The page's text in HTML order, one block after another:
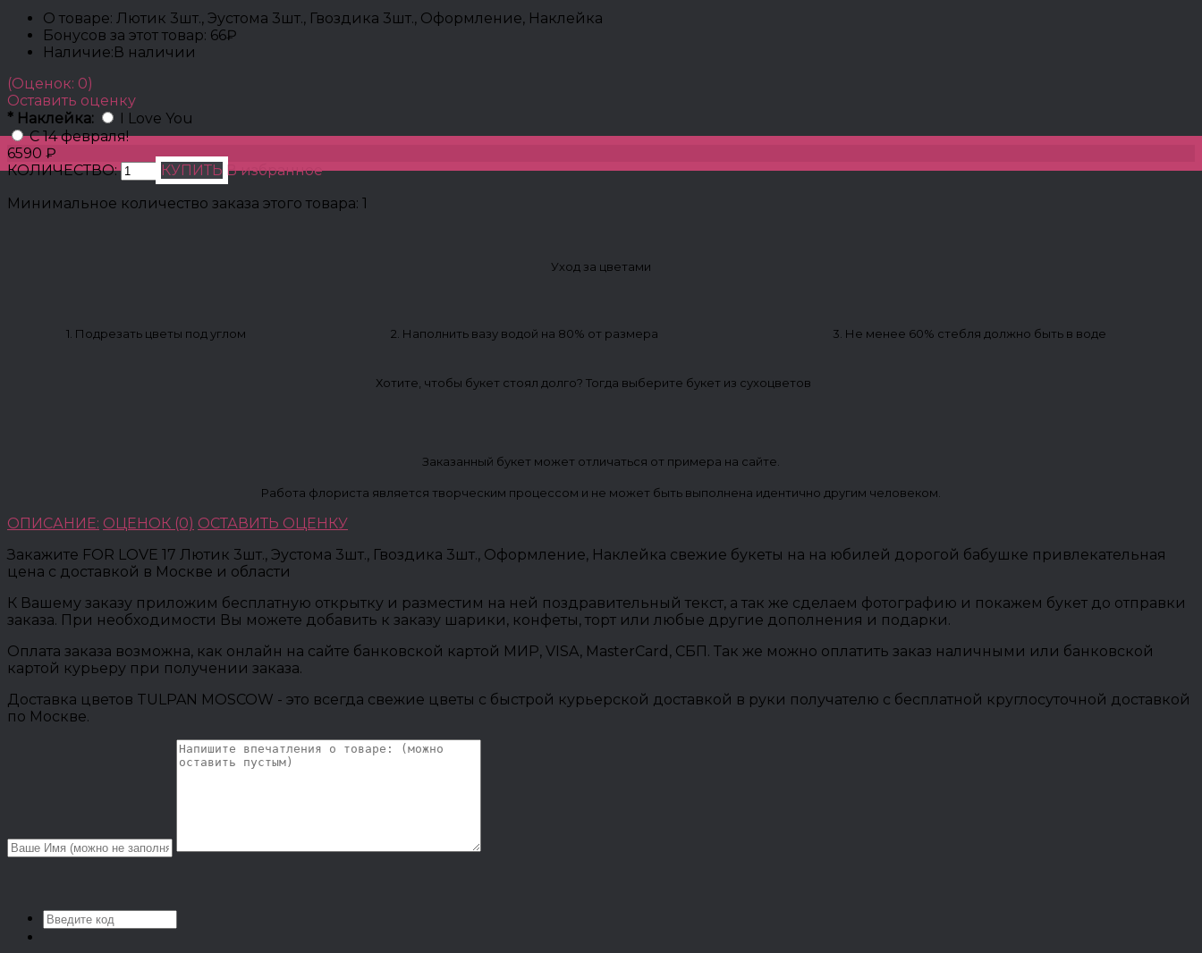
О товаре: Лютик 3шт., Эустома 3шт., Гвоздика 3шт., Оформление, Наклейка
Бонусов за этот товар: 66₽
Наличие:В наличии
(Оценок: 0)
Оставить оценку
* Наклейка:
I Love You
С 14 февраля!
6590 ₽
КОЛИЧЕСТВО:
КУПИТЬ В избранное
Минимальное количество заказа этого товара: 1
Уход за цветами
1. Подрезать цветы под углом 2. Наполнить вазу водой на 80% от размера 3. Не менее 60% стебля должно быть в воде
Хотите, чтобы букет стоял долго? Тогда выберите букет из сухоцветов
Заказанный букет может отличаться от примера на сайте.
Работа флориста является творческим процессом и не может быть выполнена идентично другим человеком.
ОПИСАНИЕ: ОЦЕНОК (0) ОСТАВИТЬ ОЦЕНКУ
Закажите FOR LOVE 17 Лютик 3шт., Эустома 3шт., Гвоздика 3шт., Оформление, Наклейка свежие букеты на на юбилей дорогой бабушке привлекательная
цена с доставкой в Москве и области
К Вашему заказу приложим бесплатную открытку и разместим на ней поздравительный текст, а так же сделаем фотографию и покажем букет до отправки
заказа. При необходимости Вы можете добавить к заказу шарики, конфеты, торт или любые другие дополнения и подарки.
Оплата заказа возможна, как онлайн на сайте банковской картой МИР, VISA, MasterCard, СБП. Так же можно оплатить заказ наличными или банковской
картой курьеру при получении заказа.
Доставка цветов TULPAN MOSCOW - это всегда свежие цветы с быстрой курьерской доставкой в руки получателю с бесплатной круглосуточной доставкой
по Москве.